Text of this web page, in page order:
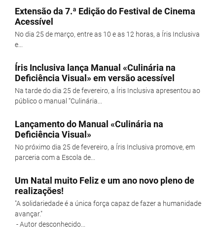
Extensão da 7.ª Edição do Festival de Cinema
Acessível
No dia 25 de março, entre as 10 e as 12 horas, a Íris Inclusiva
e...
Íris Inclusiva lança Manual «Culinária na
Deficiência Visual» em versão acessível
Na tarde do dia 25 de fevereiro, a Íris Inclusiva apresentou ao
público o manual “Culinária...
Lançamento do Manual «Culinária na
Deficiência Visual»
No próximo dia 25 de fevereiro, a Íris Inclusiva promove, em
parceria com a Escola de...
Um Natal muito Feliz e um ano novo pleno de
realizações!
"A solidariedade é a única força capaz de fazer a humanidade
avançar."
- Autor desconhecido...